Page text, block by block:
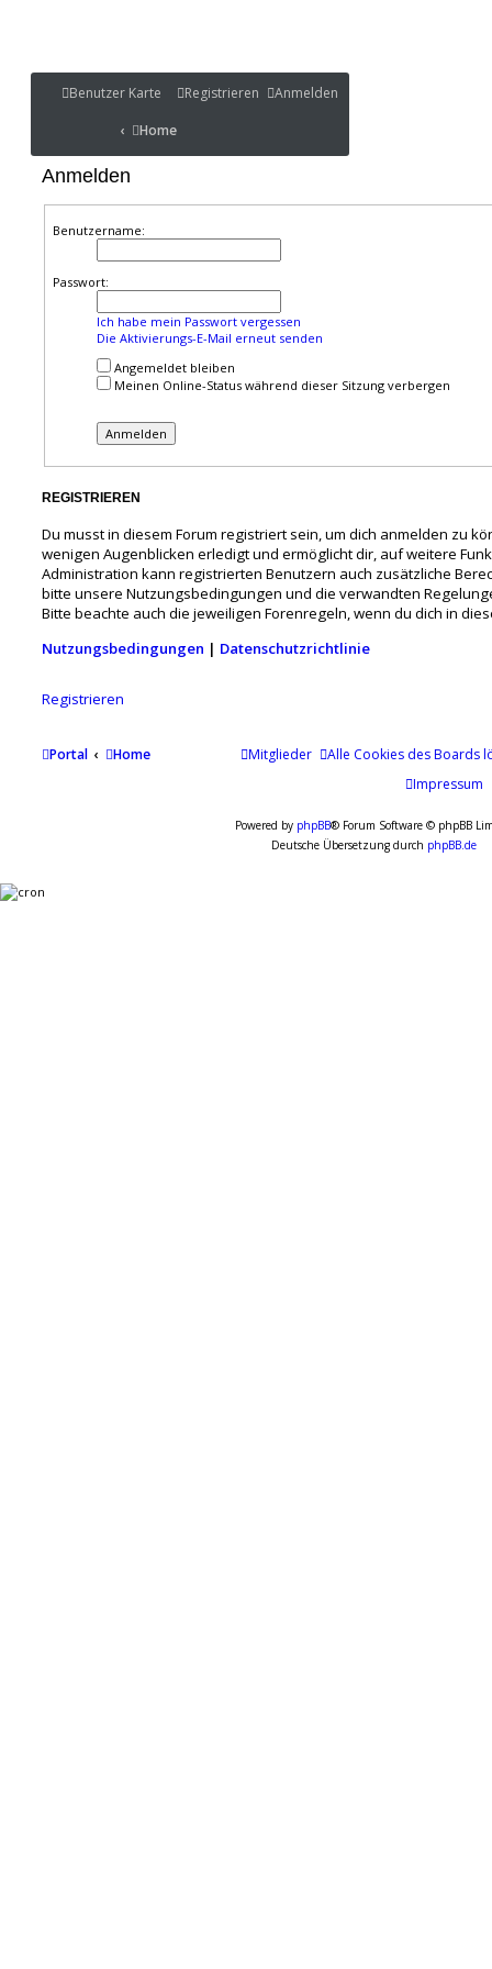
Benutzer Karte Anmelden
Registrieren
PortalHome
Benutzer Karte
Home
Anmelden
Benutzername:
Passwort:
Ich habe mein Passwort vergessen
Die Aktivierungs-E-Mail erneut senden
Angemeldet bleiben
Meinen Online-Status während dieser Sitzung verbergen
REGISTRIEREN
Du musst in diesem Forum registriert sein, um dich anmelden zu
wenigen Augenblicken erledigt und ermöglicht dir, auf weitere
Administration kann registrierten Benutzern auch zusätzliche
bitte unsere Nutzungsbedingungen und die verwandten
Bitte beachte auch die jeweiligen Forenregeln, wenn du dich in
Nutzungsbedingungen | Datenschutzrichtlinie
Registrieren
Portal Home Alle Cookies des Boards
Mitglieder
Impressum
Powered by phpBB® Forum Software © phpBB
Deutsche Übersetzung durch phpBB.de